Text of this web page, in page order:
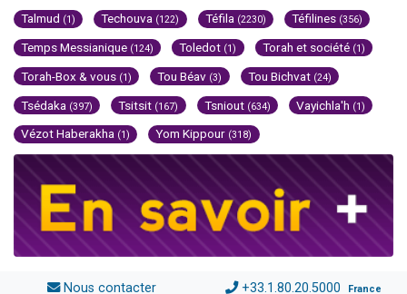
Talmud (1) Techouva (122) Téfila (2230) Téfilines (356)
Temps Messianique (124) Toledot (1) Torah et société (1)
Torah-Box & vous (1) Tou Béav (3) Tou Bichvat (24)
Tsédaka (397) Tsitsit (167) Tsniout (634) Vayichla'h (1)
Vézot Haberakha (1) Yom Kippour (318)
Nous contacter +33.1.80.20.5000 France